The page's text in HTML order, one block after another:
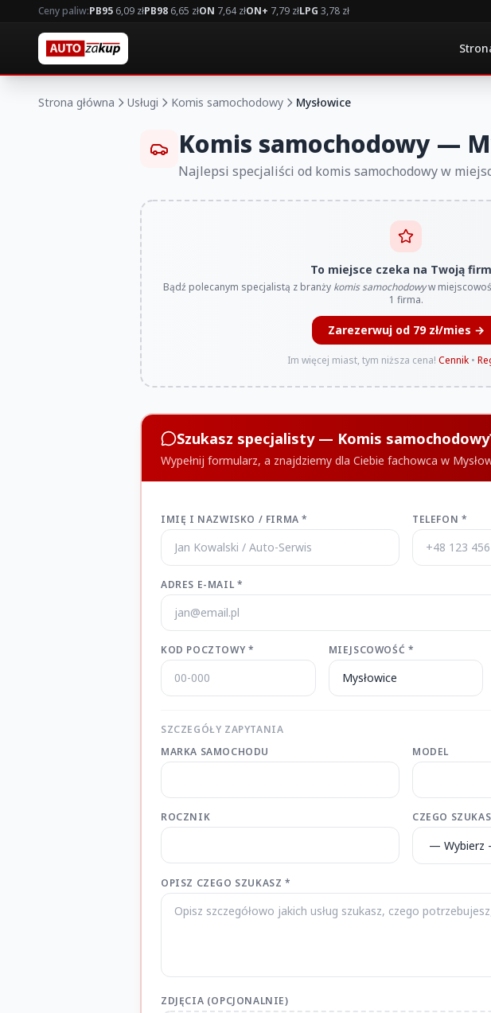
Ceny paliw:PB95 6,09 złPB98 6,65 złON 7,64 złON+ 7,79 złLPG 3,78 zł
Strona główna Usługi Komis samochodowy Mysłowice
Komis samochodowy —
Najlepsi specjaliści od komis samochodowy w
To miejsce czeka na Twoją
Bądź polecanym specjalistą z branży komis samochodowyw
1 firma.
Zarezerwuj od 79 zł/mies →
Im więcej miast, tym niższa cena! Cennik•
Szukasz specjalisty — Komis
Wypełnij formularz, a znajdziemy dla Ciebie fachowca w
IMIĘ I NAZWISKO / FIRMA * TELEFON *
ADRES E-MAIL *
KOD POCZTOWY * MIEJSCOWOŚĆ *
SZCZEGÓŁY ZAPYTANIA
MARKA SAMOCHODU
MODEL
ROCZNIK CZEGO
OPISZ CZEGO SZUKASZ *
ZDJĘCIA (OPCJONALNIE)